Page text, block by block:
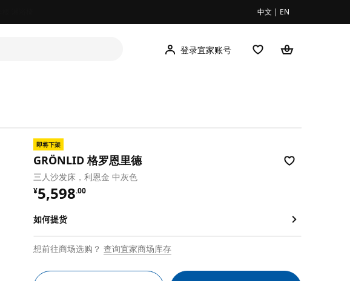
中文 | EN
登录宜家账号
即将下架
GRÖNLID 格罗恩里德
三人沙发床，利恩金 中灰色
¥5,598.00
¥ 5598.00
如何提货
想前往商场选购？ 查询宜家商场库存